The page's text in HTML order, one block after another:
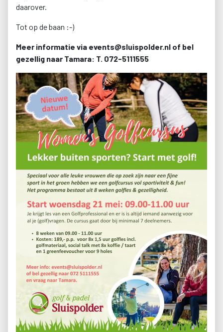
daarover.
Tot op de baan :-)
Meer informatie via events@sluispolder.nl of bel
gezellig naar Tamara: T. 072-5111555